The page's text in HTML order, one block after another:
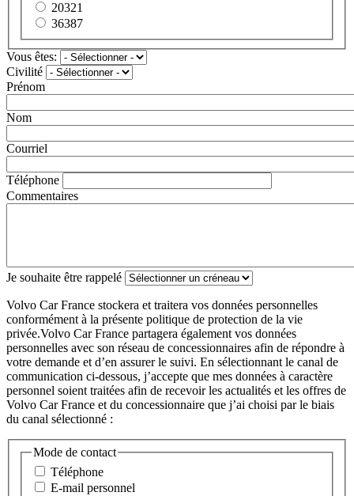
20321
36387
Vous êtes:
Civilité
Prénom
Nom
Courriel
Téléphone
Commentaires
Je souhaite être rappelé
Volvo Car France stockera et traitera vos données personnelles
conformément à la présente politique de protection de la vie
privée.Volvo Car France partagera également vos données
personnelles avec son réseau de concessionnaires afin de répondre à
votre demande et d’en assurer le suivi. En sélectionnant le canal de
communication ci-dessous, j’accepte que mes données à caractère
personnel soient traitées afin de recevoir les actualités et les offres de
Volvo Car France et du concessionnaire que j’ai choisi par le biais
du canal sélectionné :
Mode de contact
Téléphone
E-mail personnel